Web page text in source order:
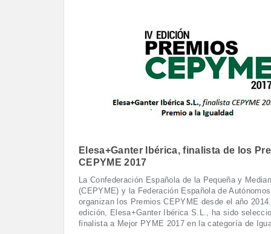
Elesa+Ganter Ibérica, finalista de los
CEPYME 2017
La Confederación Española de la Pequeña y
(CEPYME) y la Federación Española de
organizan los Premios CEPYME desde el año
edición, Elesa+Ganter Ibérica S.L., ha sido
finalista a Mejor PYME 2017 en la categoría de